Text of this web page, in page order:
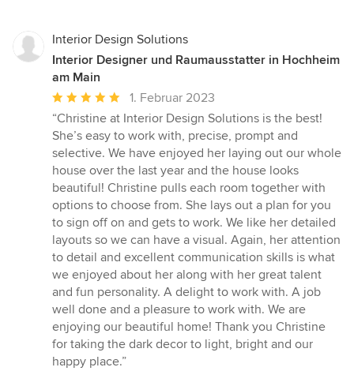
Interior Design Solutions
Interior Designer und Raumausstatter in Hochheim
am Main
Durchschnittliche
Bewertung:
5
von
5
Sternen
1. Februar 2023
“Christine at Interior Design Solutions is the best!
She’s easy to work with, precise, prompt and
selective. We have enjoyed her laying out our whole
house over the last year and the house looks
beautiful! Christine pulls each room together with
options to choose from. She lays out a plan for you
to sign off on and gets to work. We like her detailed
layouts so we can have a visual. Again, her attention
to detail and excellent communication skills is what
we enjoyed about her along with her great talent
and fun personality. A delight to work with. A job
well done and a pleasure to work with. We are
enjoying our beautiful home! Thank you Christine
for taking the dark decor to light, bright and our
happy place.”